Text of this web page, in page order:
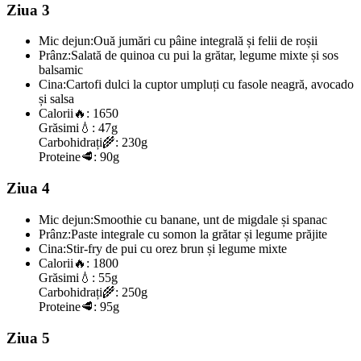
Ziua 3
Mic dejun:Ouă jumări cu pâine integrală și felii de roșii
Prânz:Salată de quinoa cu pui la grătar, legume mixte și sos
balsamic
Cina:Cartofi dulci la cuptor umpluți cu fasole neagră, avocado
și salsa
Calorii 🔥: 1650
Grăsimi 💧: 47g
Carbohidrați🌾: 230g
Proteine🥩: 90g
Ziua 4
Mic dejun:Smoothie cu banane, unt de migdale și spanac
Prânz:Paste integrale cu somon la grătar și legume prăjite
Cina:Stir-fry de pui cu orez brun și legume mixte
Calorii 🔥: 1800
Grăsimi 💧: 55g
Carbohidrați🌾: 250g
Proteine🥩: 95g
Ziua 5